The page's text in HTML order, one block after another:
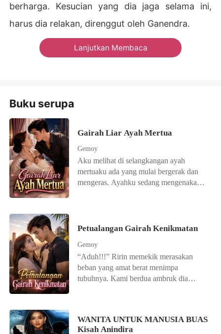
berharga. Kesucian yang dia jaga selama ini,
harus dia relakan, direnggut oleh Ganendra.
Lanjutkan Membaca
Buku serupa
Gairah Liar Ayah Mertua
Gemoy
Aku melihat di selangkangan ayah
mertuaku ada yang mulai bergerak dan
mengeras. Ayahku sedang mengenakan
aku jadi deg-degan. Aku juga bingung
menenangkan perasaanku, maka aku
mengambil air yang ada di meja. Kulihat
ayah tiba-tiba langsung menaruh
piringnya. Dia sadar kalo aku tahu apa
bangkit dan memilih duduk di pinggiran
Petualangan Gairah Kenikmatan
Gemoy
“Aduh!!!” Ririn memekik merasakan
beban yang amat berat menimpa
tubuhnya. Kami berdua ambruk dia
bertemu, dadanya terasa kenyal
WANITA UNTUK MANUSIA BUAS
Kisah Anindira